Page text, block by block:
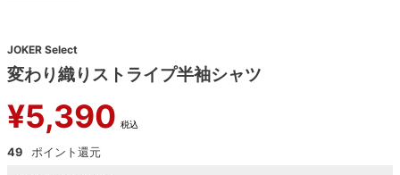
JOKER Select
変わり織りストライプ半袖シャツ
¥5,390 税込
49